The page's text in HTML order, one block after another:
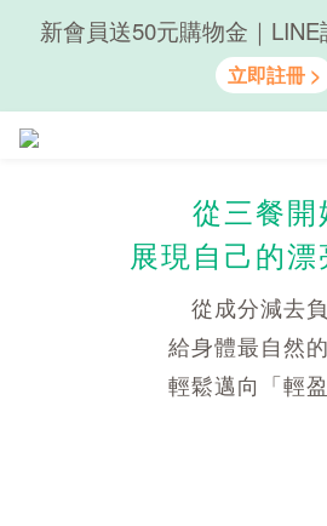
隨心享受｜貝果任選6組
新會員送50元購物金｜
從三餐開
展現自己的漂
從成分減去
給身體最自然
輕鬆邁向「輕盈